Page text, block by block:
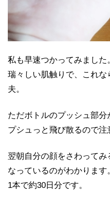
私も早速つかってみました
瑞々しい肌触りで、これ
夫。
ただボトルのプッシュ部
プシュっと飛び散るので注
翌朝自分の顔をさわって
なっているのがわかります
1本で約30日分です。